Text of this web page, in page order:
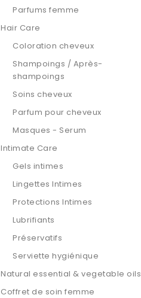
Parfums femme
Hair Care
Coloration cheveux
Shampoings / Après-
shampoings
Soins cheveux
Parfum pour cheveux
Masques - Serum
Intimate Care
Gels intimes
Lingettes Intimes
Protections Intimes
Lubrifiants
Préservatifs
Serviette hygiénique
Natural essential & vegetable oils
Coffret de soin femme